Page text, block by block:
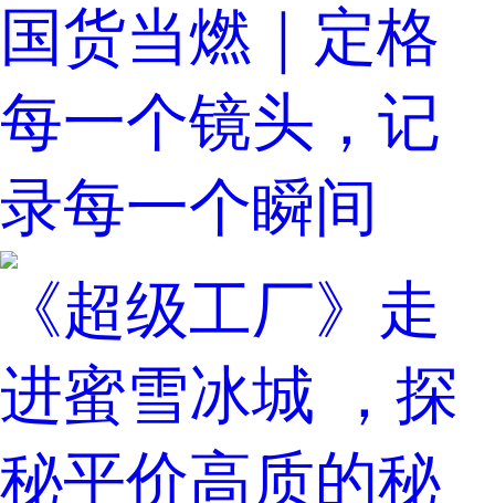
国货当燃｜定格
每一个镜头，记
录每一个瞬间
《超级工厂》走
进蜜雪冰城 ，探
秘平价高质的秘